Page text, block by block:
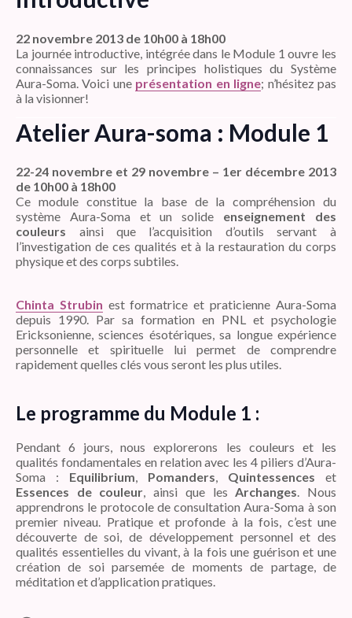
22 novembre 2013 de 10h00 à 18h00
La journée introductive, intégrée dans le Module 1 ouvre les
connaissances sur les principes holistiques du Système
Aura-Soma. Voici une présentation en ligne; n’hésitez pas
à la visionner!
Atelier Aura-soma : Module 1
22-24 novembre et 29 novembre – 1er décembre 2013
de 10h00 à 18h00
Ce module constitue la base de la compréhension du
système Aura-Soma et un solide enseignement des
couleurs ainsi que l’acquisition d’outils servant à
l’investigation de ces qualités et à la restauration du corps
physique et des corps subtiles.
Chinta Strubin est formatrice et praticienne Aura-Soma
depuis 1990. Par sa formation en PNL et psychologie
Ericksonienne, sciences ésotériques, sa longue expérience
personnelle et spirituelle lui permet de comprendre
rapidement quelles clés vous seront les plus utiles.
Le programme du Module 1 :
Pendant 6 jours, nous explorerons les couleurs et les
qualités fondamentales en relation avec les 4 piliers d’Aura-
Soma : Equilibrium, Pomanders, Quintessences et
Essences de couleur, ainsi que lesArchanges. Nous
apprendrons le protocole de consultation Aura-Soma à son
premier niveau. Pratique et profonde à la fois, c’est une
découverte de soi, de développement personnel et des
qualités essentielles du vivant, à la fois une guérison et une
création de soi parsemée de moments de partage, de
méditation et d’application pratiques.